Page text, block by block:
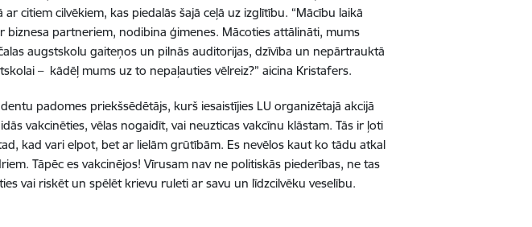
citiem cilvēkiem, kas piedalās šajā ceļā uz izglītību. “Mācību laikā
biznesa partneriem, nodibina ģimenes. Mācoties attālināti, mums
augstskolu gaiteņos un pilnās auditorijas, dzīvība un nepārtrauktā
– kādēļ mums uz to nepaļauties vēlreiz?” aicina Kristafers.
padomes priekšsēdētājs, kurš iesaistījies LU organizētajā akcijā
vakcinēties, vēlas nogaidīt, vai neuzticas vakcīnu klāstam. Tās ir ļoti
kad vari elpot, bet ar lielām grūtībām. Es nevēlos kaut ko tādu atkal
Tāpēc es vakcinējos! Vīrusam nav ne politiskās piederības, ne tas
vai riskēt un spēlēt krievu ruleti ar savu un līdzcilvēku veselību.